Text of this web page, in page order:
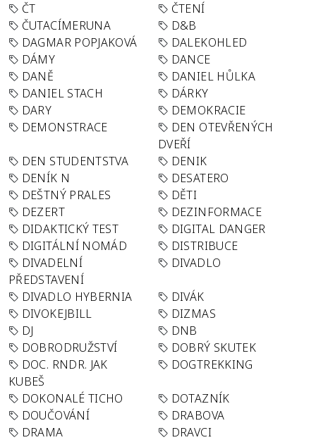
ČT
ČTENÍ
ČUTACÍMERUNA
D&B
DAGMAR POPJAKOVÁ
DALEKOHLED
DÁMY
DANCE
DANĚ
DANIEL HŮLKA
DANIEL STACH
DÁRKY
DARY
DEMOKRACIE
DEMONSTRACE
DEN OTEVŘENÝCH
DVEŘÍ
DEN STUDENTSTVA
DENIK
DENÍK N
DESATERO
DEŠTNÝ PRALES
DĚTI
DEZERT
DEZINFORMACE
DIDAKTICKÝ TEST
DIGITAL DANGER
DIGITÁLNÍ NOMÁD
DISTRIBUCE
DIVADELNÍ
PŘEDSTAVENÍ
DIVADLO
DIVADLO HYBERNIA
DIVÁK
DIVOKEJBILL
DIZMAS
DJ
DNB
DOBRODRUŽSTVÍ
DOBRÝ SKUTEK
DOC. RNDR. JAK
KUBEŠ
DOGTREKKING
DOKONALÉ TICHO
DOTAZNÍK
DOUČOVÁNÍ
DRABOVA
DRAMA
DRAVCI